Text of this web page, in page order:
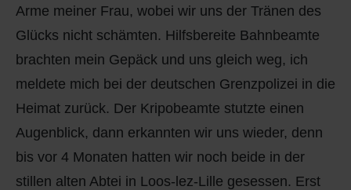
Arme meiner Frau, wobei wir uns der Tränen des
Glücks nicht schämten. Hilfsbereite Bahnbeamte
brachten mein Gepäck und uns gleich weg, ich
meldete mich bei der deutschen Grenzpolizei in die
Heimat zurück. Der Kripobeamte stutzte einen
Augenblick, dann erkannten wir uns wieder, denn
bis vor 4 Monaten hatten wir noch beide in der
stillen alten Abtei in Loos-lez-Lille gesessen. Erst